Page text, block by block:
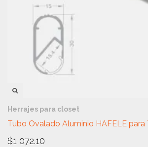
Herrajes para closet
Tubo Ovalado Aluminio HAFELE para
$1,072.10